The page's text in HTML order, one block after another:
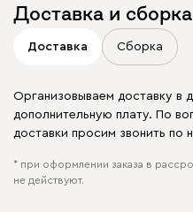
Доставка и сборка
Доставка Сборка
Организовываем доставку в
дополнительную плату. По
доставки просим звонить по
* при оформлении заказа в
не действуют.